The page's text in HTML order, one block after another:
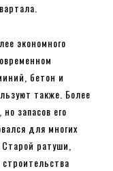
экономного
бетон и
также. Более
запасов его
для многих
ратуши,